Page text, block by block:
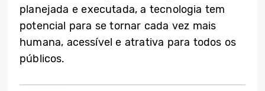
planejada e executada, a tecnologia tem
potencial para se tornar cada vez mais
humana, acessível e atrativa para todos os
públicos.